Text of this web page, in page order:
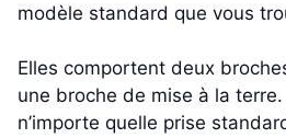
modèle standard que vous
Elles comportent deux
une broche de mise à la terre.
n’importe quelle prise